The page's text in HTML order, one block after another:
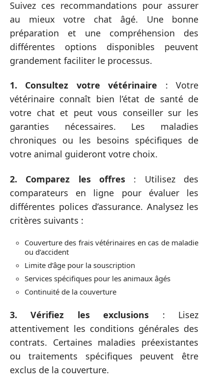
Suivez ces recommandations pour assurer
au mieux votre chat âgé. Une bonne
préparation et une compréhension des
différentes options disponibles peuvent
grandement faciliter le processus.
1. Consultez votre vétérinaire : Votre
vétérinaire connaît bien l’état de santé de
votre chat et peut vous conseiller sur les
garanties nécessaires. Les maladies
chroniques ou les besoins spécifiques de
votre animal guideront votre choix.
2. Comparez les offres : Utilisez des
comparateurs en ligne pour évaluer les
différentes polices d’assurance. Analysez les
critères suivants :
Couverture des frais vétérinaires en cas de maladie
ou d’accident
Limite d’âge pour la souscription
Services spécifiques pour les animaux âgés
Continuité de la couverture
3. Vérifiez les exclusions : Lisez
attentivement les conditions générales des
contrats. Certaines maladies préexistantes
ou traitements spécifiques peuvent être
exclus de la couverture.